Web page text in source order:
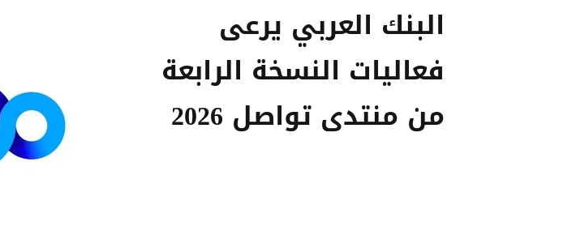
البنك العربي يرعى
فعاليات النسخة الرابعة
من منتدى تواصل 2026